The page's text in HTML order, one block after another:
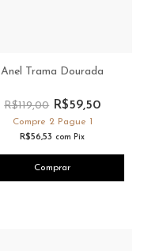
Anel Trama Dourada
R$119,00R$59,50
Compre 2 Pague 1
R$56,53com Pix